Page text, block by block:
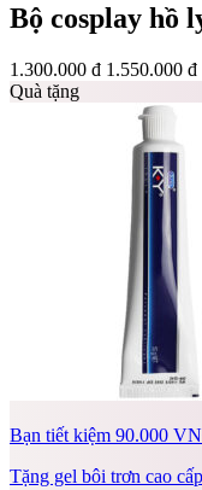
Bộ cosplay hồ
1.300.000 đ 1.550.000 đ
Quà tặng
Bạn tiết kiệm 90.000
Tặng gel bôi trơn cao